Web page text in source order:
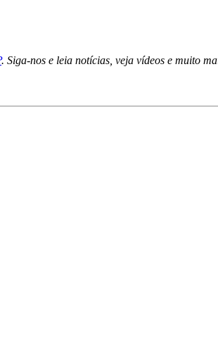
. Siga-nos e leia notícias, veja vídeos e muito